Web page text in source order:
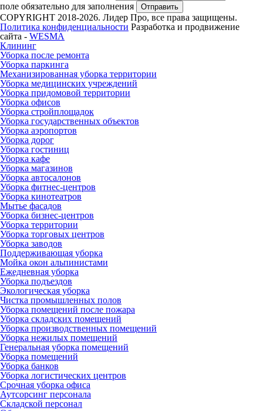
поле обязательно для заполнения
Отправить
COPYRIGHT 2018-2026. Лидер Про, все права защищены.
Политика конфиденциальности Разработка и продвижение
сайта - WESMA
Клининг
Уборка после ремонта
Уборка паркинга
Механизированная уборка территории
Уборка медицинских учреждений
Уборка придомовой территории
Уборка офисов
Уборка стройплощадок
Уборка государственных объектов
Уборка аэропортов
Уборка дорог
Уборка гостиниц
Уборка кафе
Уборка магазинов
Уборка автосалонов
Уборка фитнес-центров
Уборка кинотеатров
Мытье фасадов
Уборка бизнес-центров
Уборка территории
Уборка торговых центров
Уборка заводов
Поддерживающая уборка
Мойка окон альпинистами
Ежедневная уборка
Уборка подъездов
Экологическая уборка
Чистка промышленных полов
Уборка помещений после пожара
Уборка складских помещений
Уборка производственных помещений
Уборка нежилых помещений
Генеральная уборка помещений
Уборка помещений
Уборка банков
Уборка логистических центров
Срочная уборка офиса
Аутсорсинг персонала
Складской персонал